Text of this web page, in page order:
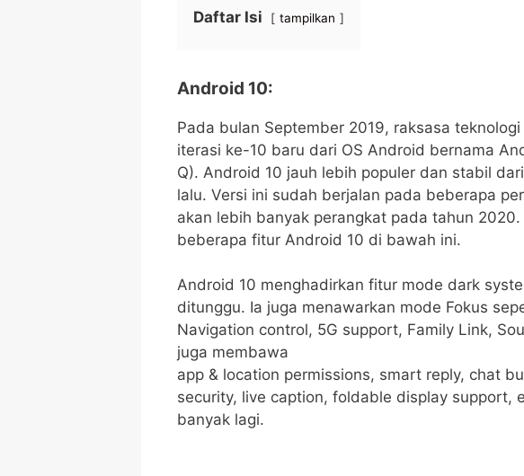
Daftar Isi tampilkan
Android 10:
Pada bulan September 2019, raksasa
iterasi ke-10 baru dari OS Android bernama
Q). Android 10 jauh lebih populer dan stabil
lalu. Versi ini sudah berjalan pada beberapa
akan lebih banyak perangkat pada tahun
beberapa fitur Android 10 di bawah ini.
Android 10 menghadirkan fitur mode dark
ditunggu. Ia juga menawarkan mode Fokus
Navigation control, 5G support, Family Link,
juga membawa
app & location permissions, smart reply, chat
security, live caption, foldable display support,
banyak lagi.